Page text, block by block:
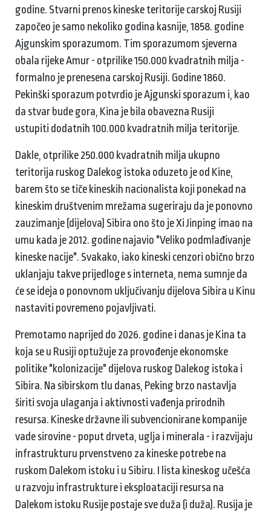
godine. Stvarni prenos kineske teritorije carskoj Rusiji
započeo je samo nekoliko godina kasnije, 1858. godine
Ajgunskim sporazumom. Tim sporazumom sjeverna
obala rijeke Amur - otprilike 150.000 kvadratnih milja -
formalno je prenesena carskoj Rusiji. Godine 1860.
Pekinški sporazum potvrdio je Ajgunski sporazum i, kao
da stvar bude gora, Kina je bila obavezna Rusiji
ustupiti dodatnih 100.000 kvadratnih milja teritorije.
Dakle, otprilike 250.000 kvadratnih milja ukupno
teritorija ruskog Dalekog istoka oduzeto je od Kine,
barem što se tiče kineskih nacionalista koji ponekad na
kineskim društvenim mrežama sugeriraju da je ponovno
zauzimanje (dijelova) Sibira ono što je Xi Jinping imao na
umu kada je 2012. godine najavio "Veliko podmlađivanje
kineske nacije". Svakako, iako kineski cenzori obično brzo
uklanjaju takve prijedloge s interneta, nema sumnje da
će se ideja o ponovnom uključivanju dijelova Sibira u Kinu
nastaviti povremeno pojavljivati.
Premotamo naprijed do 2026. godine i danas je Kina ta
koja se u Rusiji optužuje za provođenje ekonomske
politike "kolonizacije" dijelova ruskog Dalekog istoka i
Sibira. Na sibirskom tlu danas, Peking brzo nastavlja
širiti svoja ulaganja i aktivnosti vađenja prirodnih
resursa. Kineske državne ili subvencionirane kompanije
vade sirovine - poput drveta, uglja i minerala - i razvijaju
infrastrukturu prvenstveno za kineske potrebe na
ruskom Dalekom istoku i u Sibiru. I lista kineskog učešća
u razvoju infrastrukture i eksploataciji resursa na
Dalekom istoku Rusije postaje sve duža (i duža). Rusija je